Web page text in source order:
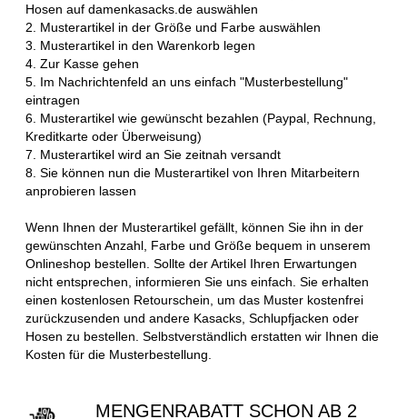
Hosen auf damenkasacks.de auswählen
2. Musterartikel in der Größe und Farbe auswählen
3. Musterartikel in den Warenkorb legen
4. Zur Kasse gehen
5. Im Nachrichtenfeld an uns einfach "Musterbestellung"
eintragen
6. Musterartikel wie gewünscht bezahlen (Paypal, Rechnung,
Kreditkarte oder Überweisung)
7. Musterartikel wird an Sie zeitnah versandt
8. Sie können nun die Musterartikel von Ihren Mitarbeitern
anprobieren lassen
Wenn Ihnen der Musterartikel gefällt, können Sie ihn in der
gewünschten Anzahl, Farbe und Größe bequem in unserem
Onlineshop bestellen. Sollte der Artikel Ihren Erwartungen
nicht entsprechen, informieren Sie uns einfach. Sie erhalten
einen kostenlosen Retourschein, um das Muster kostenfrei
zurückzusenden und andere Kasacks, Schlupfjacken oder
Hosen zu bestellen. Selbstverständlich erstatten wir Ihnen die
Kosten für die Musterbestellung.
MENGENRABATT SCHON AB 2